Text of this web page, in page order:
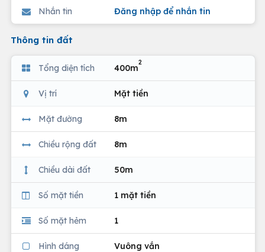
Nhắn tin Đăng nhập để nhắn tin
Thông tin đất
Tổng diện tích 400m
2
Vị trí Mặt tiền
Mặt đường 8m
Chiều rộng đất 8m
Chiều dài đất 50m
Số mặt tiền 1 mặt tiền
Số mặt hẻm 1
Hình dáng Vuông vắn